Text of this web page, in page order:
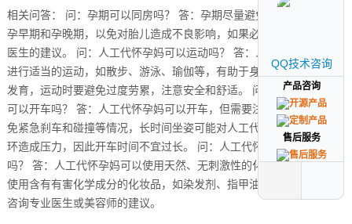
相关问答： 问：孕期可以同房吗？ 答：孕期尽量避免同房，特别是在
孕早期和孕晚期，以免对胎儿造成不良影响，如果必须同房，请咨询
医生的建议。 问：人工代怀孕妈可以运动吗？ 答：人工代怀孕妈可以
进行适当的运动，如散步、游泳、瑜伽等，有助于身体健康和胎儿的
发育，运动时要避免过度劳累，注意安全和舒适。 问：人工代怀孕妈
可以开车吗？ 答：人工代怀孕妈可以开车，但需要注意安全驾驶，避
免紧急刹车和碰撞等情况，长时间坐姿可能对人工代怀孕妈的血液循
环造成压力，因此开车时间不宜过长。 问：人工代怀孕妈可以化妆
吗？ 答：人工代怀孕妈可以使用天然、无刺激性的化妆品，但应避免
使用含有有害化学成分的化妆品，如染发剂、指甲油等，如有疑虑,请
咨询专业医生或美容师的建议。
QQ技术咨询
产品咨询
售后服务
QQ技术咨询
产品咨询
售后服务